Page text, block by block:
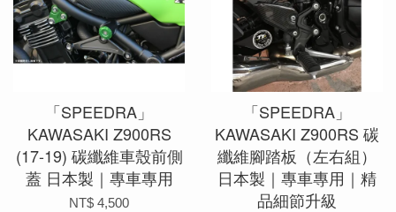
「SPEEDRA」
KAWASAKI Z900RS
(17-19) 碳纖維車殼前側
蓋 日本製｜專車專用
NT$ 4,500
「SPEEDRA」
KAWASAKI Z900RS 碳
纖維腳踏板（左右組）
日本製｜專車專用｜精
品細節升級